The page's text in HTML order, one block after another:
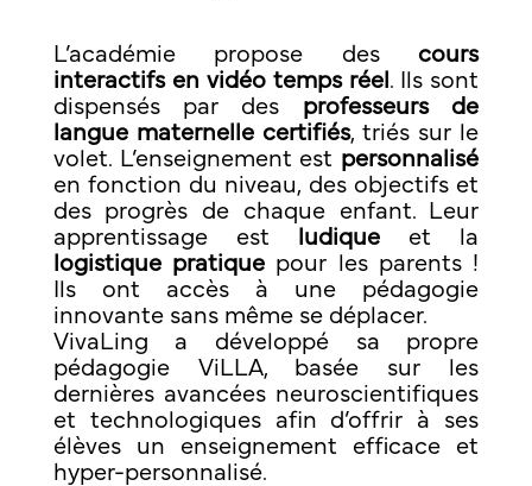
L’académie propose des cours
interactifs en vidéo temps réel . Ils sont
dispensés par des professeurs de
langue maternelle certifiés, triés sur le
volet. L’enseignement est personnalisé
en fonction du niveau, des objectifs et
des progrès de chaque enfant. Leur
apprentissage est
ludique et la
logistique pratique pour les parents !
Ils ont accès à une pédagogie
innovante sans même se déplacer.
VivaLing a développé sa propre
pédagogie ViLLA, basée sur les
dernières avancées neuroscientifiques
et technologiques afin d’offrir à ses
élèves un enseignement efficace et
hyper-personnalisé.